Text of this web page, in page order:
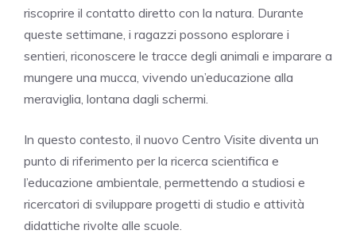
riscoprire il contatto diretto con la natura. Durante
queste settimane, i ragazzi possono esplorare i
sentieri, riconoscere le tracce degli animali e imparare a
mungere una mucca, vivendo un’educazione alla
meraviglia, lontana dagli schermi.
In questo contesto, il nuovo Centro Visite diventa un
punto di riferimento per la ricerca scientifica e
l’educazione ambientale, permettendo a studiosi e
ricercatori di sviluppare progetti di studio e attività
didattiche rivolte alle scuole.